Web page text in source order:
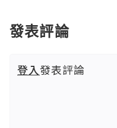
發表評論
登入發表評論